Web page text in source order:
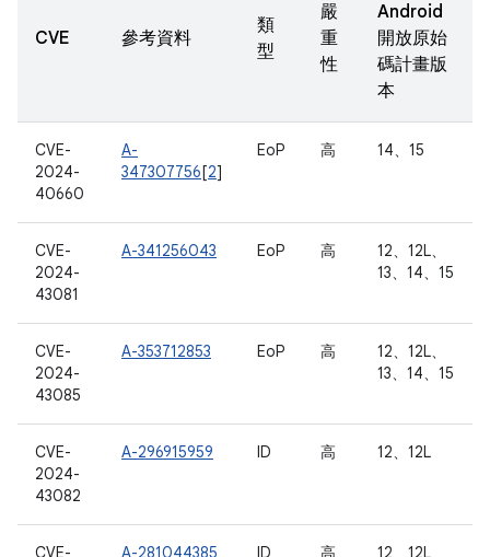
CVE 參考資料
類
型
嚴
重
性
Android
開放原始
碼計畫版
本
CVE-
2024-
40660
A-
347307756[2]
EoP 高 14、15
CVE-
2024-
43081
A-341256043 EoP 高
12、12L、
13、14、15
CVE-
2024-
43085
A-353712853 EoP 高
12、12L、
13、14、15
CVE-
2024-
43082
A-296915959 ID 高 12、12L
CVE- A-281044385 ID 高 12、12L、